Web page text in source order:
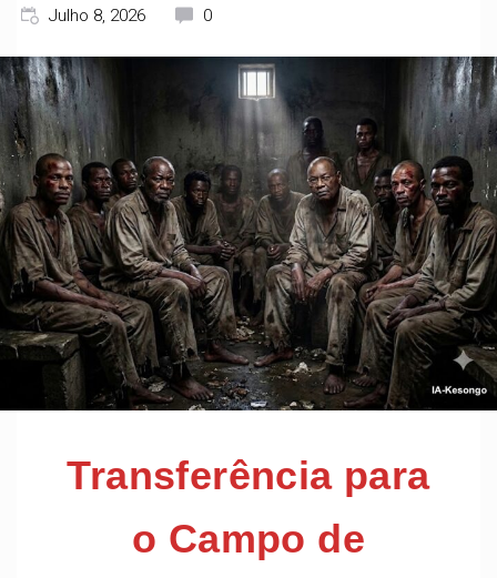
Julho 8, 2026 0
Transferência para
o Campo de